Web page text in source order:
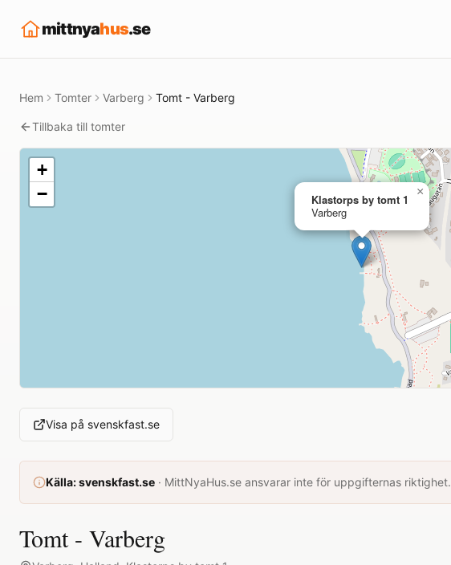
mittnyahus.se
Hem Tomter Varberg Tomt - Varberg
Tillbaka till tomter
Klastorps by tomt 1
Varberg
×
+
−
Visa på svenskfast.se
Källa:svenskfast.se · MittNyaHus.se ansvarar inte för uppgifternas riktighet.
Tomt - Varberg